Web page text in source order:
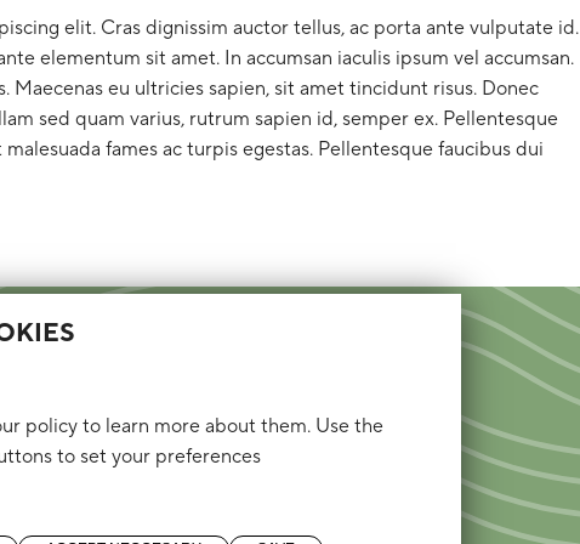
elit. Cras dignissim auctor tellus, ac porta ante vulputate id.
elementum sit amet. In accumsan iaculis ipsum vel accumsan.
Maecenas eu ultricies sapien, sit amet tincidunt risus. Donec
sed quam varius, rutrum sapien id, semper ex. Pellentesque
fames ac turpis egestas. Pellentesque faucibus dui
policy to learn more about them. Use the
to set your preferences